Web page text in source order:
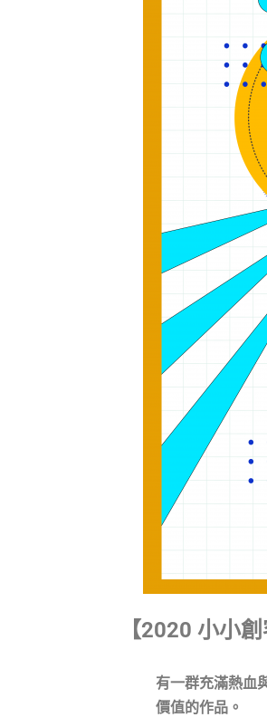
【2020 小小
有一群充滿熱血
價值的作品。